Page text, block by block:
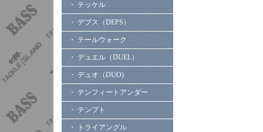
・ テッケル
・ デプス（DEPS）
・ テールウォーク
・ デュエル（DUEL）
・ デュオ（DUO)
・ テンフィートアンダー
・ テンプト
・ トライアングル